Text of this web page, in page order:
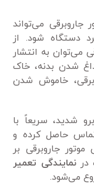
جاروبرقی می‌تواند
دستگاه شود. از
می‌توان به انتشار
شدن بدنه، خاک
خاموش شدن
شدید، سریعاً با
حاصل کرده و
جاروبرقی بر
درنمایندگی تعمیر
می‌شود.